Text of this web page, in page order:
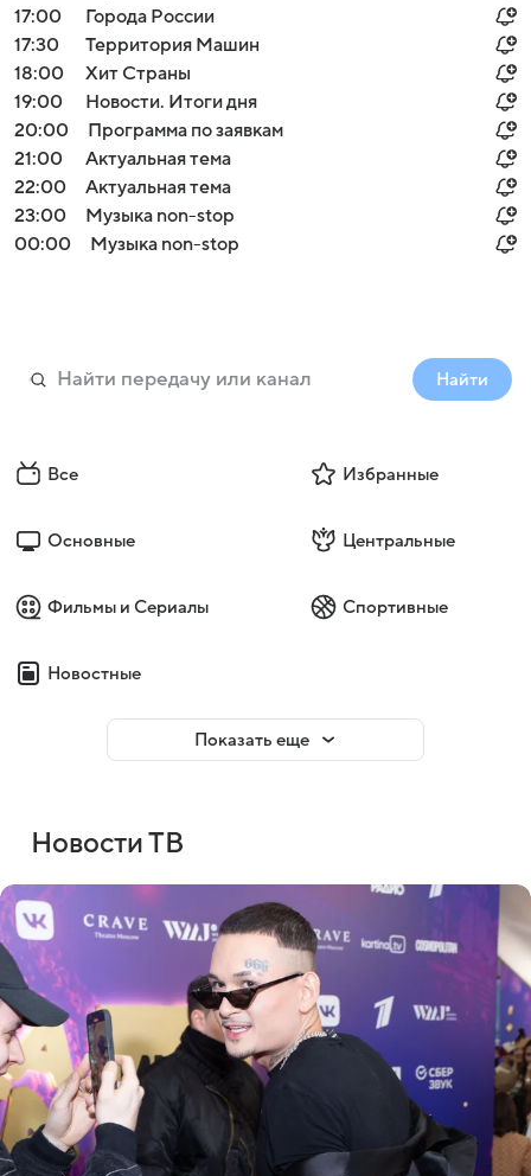
17:00
Города России
17:30
Территория Машин
18:00
Хит Страны
19:00
Новости. Итоги дня
20:00
Программа по заявкам
21:00
Актуальная тема
22:00
Актуальная тема
23:00
Музыка non-stop
00:00
Музыка non-stop
Найти
Все Избранные
Основные Центральные
Фильмы и Сериалы Спортивные
Новостные
Показать еще
Новости ТВ